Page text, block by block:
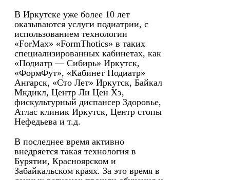
В Иркутске уже более 10 лет
оказываются услуги подиатрии, с
использованием технологии
«ForMax» «FormThotics» в таких
специализированных кабинетах, как
«Подиатр — Сибирь» Иркутск,
«ФормФут», «Кабинет Подиатр»
Ангарск, «Сто Лет» Иркутск, Байкал
Мкдикл, Центр Ли Цен Хэ,
фискультурный диспансер Здоровье,
Атлас клиник Иркутск, Центр стопы
Нефедьева и т.д.
В последнее время активно
внедряется такая технология в
Бурятии, Красноярском и
Забайкальском краях. За это время в